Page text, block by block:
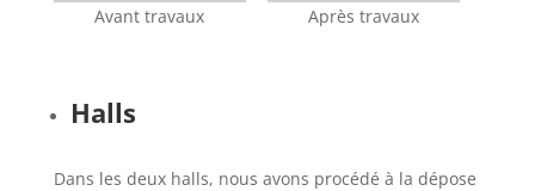
Avant travaux Après travaux
Halls
Dans les deux halls, nous avons procédé à la dépose